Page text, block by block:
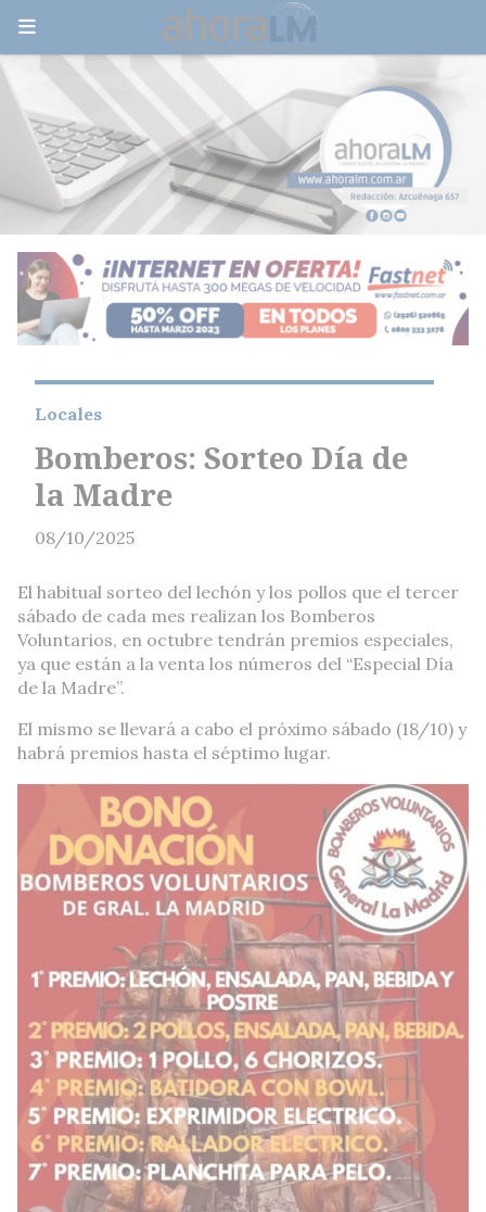
Bomberos: Sorteo Día de
la Madre
Locales
08/10/2025
El habitual sorteo del lechón y los pollos que el tercer
sábado de cada mes realizan los Bomberos
Voluntarios, en octubre tendrán premios especiales,
ya que están a la venta los números del “Especial Día
de la Madre”.
El mismo se llevará a cabo el próximo sábado (18/10) y
habrá premios hasta el séptimo lugar.